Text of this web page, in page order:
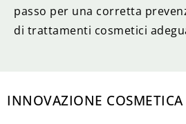
passo per una corretta
di trattamenti cosmetici
INNOVAZIONE